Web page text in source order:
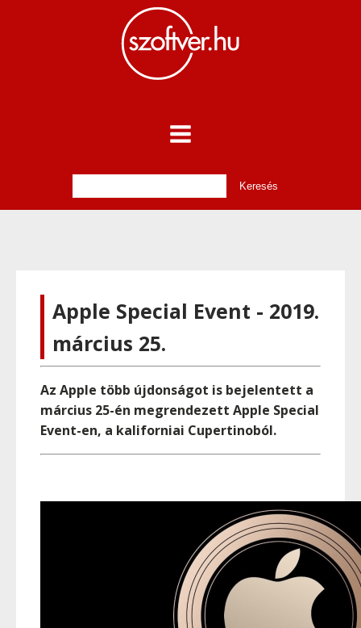
Apple Special Event - 2019.
március 25.
Az Apple több újdonságot is bejelentett a
március 25-én megrendezett Apple Special
Event-en, a kaliforniai Cupertinoból.